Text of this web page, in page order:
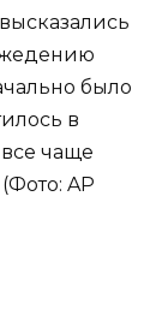
было
в
чаще
AP